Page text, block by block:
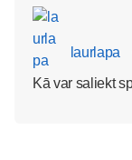
laurlapa
Kā var saliekt